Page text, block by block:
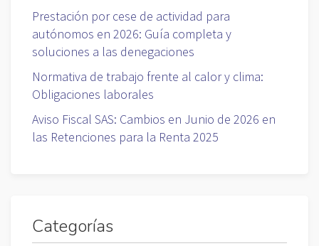
Prestación por cese de actividad para
autónomos en 2026: Guía completa y
soluciones a las denegaciones
Normativa de trabajo frente al calor y clima:
Obligaciones laborales
Aviso Fiscal SAS: Cambios en Junio de 2026 en
las Retenciones para la Renta 2025
Categorías